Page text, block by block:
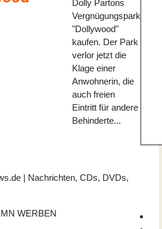
Dolly Partons
Vergnügungspark
"Dollywood"
kaufen. Der Park
verlor jetzt die
Klage einer
Anwohnerin, die
auch freien
Eintritt für andere
Behinderte...
| Nachrichten, CDs, DVDs,
WERBEN